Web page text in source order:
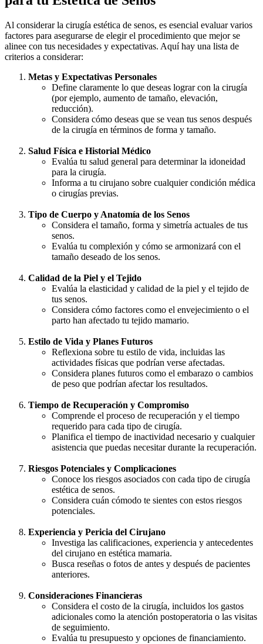
Al considerar la cirugía estética de senos, es esencial evaluar varios
factores para asegurarse de elegir el procedimiento que mejor se
alinee con tus necesidades y expectativas. Aquí hay una lista de
criterios a considerar:
Metas y Expectativas Personales
Define claramente lo que deseas lograr con la cirugía
(por ejemplo, aumento de tamaño, elevación,
reducción).
Considera cómo deseas que se vean tus senos después
de la cirugía en términos de forma y tamaño.
Salud Física e Historial Médico
Evalúa tu salud general para determinar la idoneidad
para la cirugía.
Informa a tu cirujano sobre cualquier condición médica
o cirugías previas.
Tipo de Cuerpo y Anatomía de los Senos
Considera el tamaño, forma y simetría actuales de tus
senos.
Evalúa tu complexión y cómo se armonizará con el
tamaño deseado de los senos.
Calidad de la Piel y el Tejido
Evalúa la elasticidad y calidad de la piel y el tejido de
tus senos.
Considera cómo factores como el envejecimiento o el
parto han afectado tu tejido mamario.
Estilo de Vida y Planes Futuros
Reflexiona sobre tu estilo de vida, incluidas las
actividades físicas que podrían verse afectadas.
Considera planes futuros como el embarazo o cambios
de peso que podrían afectar los resultados.
Tiempo de Recuperación y Compromiso
Comprende el proceso de recuperación y el tiempo
requerido para cada tipo de cirugía.
Planifica el tiempo de inactividad necesario y cualquier
asistencia que puedas necesitar durante la recuperación.
Riesgos Potenciales y Complicaciones
Conoce los riesgos asociados con cada tipo de cirugía
estética de senos.
Considera cuán cómodo te sientes con estos riesgos
potenciales.
Experiencia y Pericia del Cirujano
Investiga las calificaciones, experiencia y antecedentes
del cirujano en estética mamaria.
Busca reseñas o fotos de antes y después de pacientes
anteriores.
Consideraciones Financieras
Considera el costo de la cirugía, incluidos los gastos
adicionales como la atención postoperatoria o las visitas
de seguimiento.
Evalúa tu presupuesto y opciones de financiamiento.